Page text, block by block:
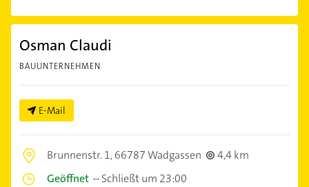
Osman Claudi
BAUUNTERNEHMEN
E-Mail
Brunnenstr. 1,66787 Wadgassen
4,4 km
Geöffnet –Schließt um 23:00